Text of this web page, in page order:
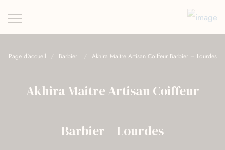
Page d'accueil Barbier Akhira Maitre Artisan Coiffeur Barbier – Lourdes
Akhira Maitre Artisan Coiffeur
Barbier – Lourdes